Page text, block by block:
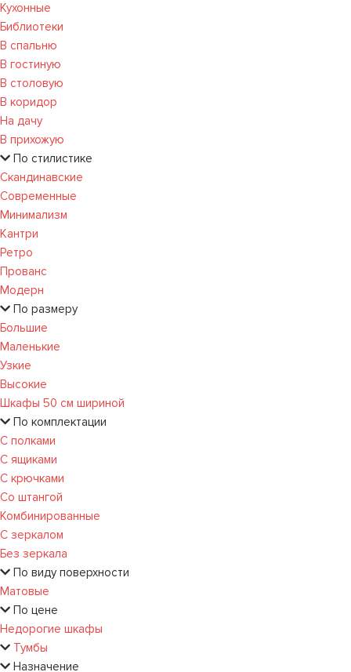
Кухонные
Библиотеки
В спальню
В гостиную
В столовую
В коридор
На дачу
В прихожую
По стилистике
Скандинавские
Современные
Минимализм
Кантри
Ретро
Прованс
Модерн
По размеру
Большие
Маленькие
Узкие
Высокие
Шкафы 50 см шириной
По комплектации
С полками
С ящиками
С крючками
Со штангой
Комбинированные
С зеркалом
Без зеркала
По виду поверхности
Матовые
По цене
Недорогие шкафы
Тумбы
Назначение